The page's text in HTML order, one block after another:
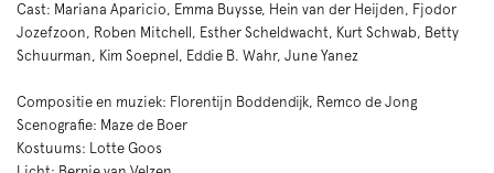
Cast: Mariana Aparicio, Emma Buysse, Hein van der Heijden, Fjodor
Jozefzoon, Roben Mitchell, Esther Scheldwacht, Kurt Schwab, Betty
Schuurman, Kim Soepnel, Eddie B. Wahr, June Yanez
Compositie en muziek: Florentijn Boddendijk, Remco de Jong
Scenografie: Maze de Boer
Kostuums: Lotte Goos